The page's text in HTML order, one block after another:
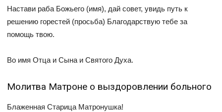
Настави раба Божьего (имя), дай совет, увидь путь к
решению горестей (просьба) Благодарствую тебе за
помощь твою.
Во имя Отца и Сына и Святого Духа.
Молитва Матроне о выздоровлении больного
Блаженная Старица Матронушка!